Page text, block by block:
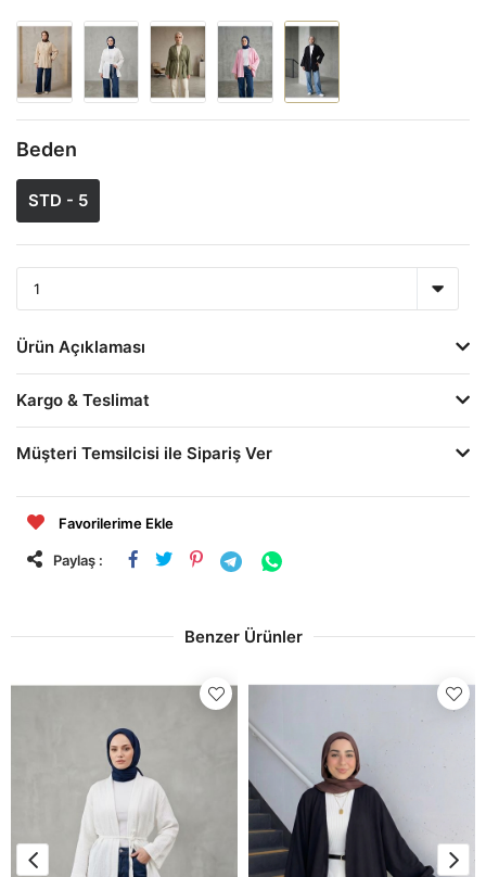
Beden
STD - 5
Ürün Açıklaması
Kargo & Teslimat
Müşteri Temsilcisi ile Sipariş Ver
Favorilerime Ekle
Paylaş :
Benzer Ürünler